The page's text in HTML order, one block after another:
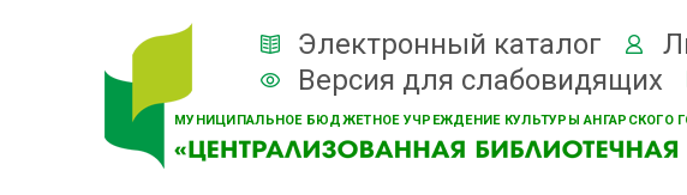
МУНИЦИПАЛЬНОЕ БЮДЖЕТНОЕ УЧРЕЖДЕНИЕ КУЛЬТУРЫ АНГАРСКОГО
Электронный каталог
Версия для слабовидящих